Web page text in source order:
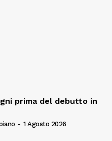
prima del debutto in
- 1 Agosto 2026